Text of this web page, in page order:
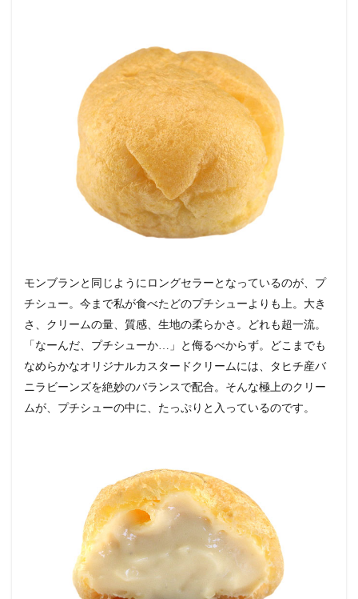
モンブランと同じようにロングセラーとなっているのが、プ
チシュー。今まで私が食べたどのプチシューよりも上。大き
さ、クリームの量、質感、生地の柔らかさ。どれも超一流。
「なーんだ、プチシューか…」と侮るべからず。どこまでも
なめらかなオリジナルカスタードクリームには、タヒチ産バ
ニラビーンズを絶妙のバランスで配合。そんな極上のクリー
ムが、プチシューの中に、たっぷりと入っているのです。